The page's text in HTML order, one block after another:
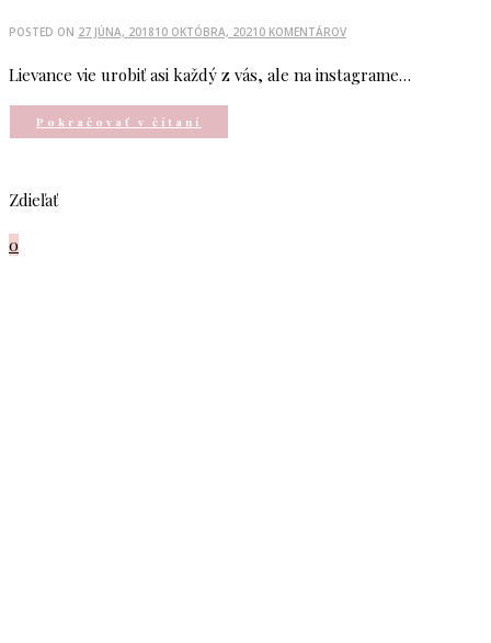
POSTED ON 27 JÚNA, 201810 OKTÓBRA, 2021 0 KOMENTÁROV
Lievance vie urobiť asi každý z vás, ale na instagrame…
Pokračovať v čítaní
Zdieľať
0